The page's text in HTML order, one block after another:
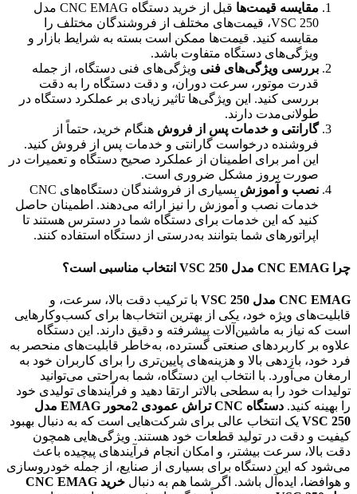
مقایسه قیمت‌ها
قبل از خرید دستگاه CNC EMAG مدل
VSC 250، قیمت‌های مختلف از فروشندگان مختلف را
مقایسه کنید. قیمت‌ها ممکن است بسته به شرایط بازار و
ویژگی‌های دستگاه متفاوت باشد.
بررسی ویژگی‌های فنی ویژگی‌های فنی دستگاه، از جمله
قدرت موتور، سرعت دوران، و دقت دستگاه را به دقت
بررسی کنید. این ویژگی‌ها تاثیر زیادی بر عملکرد دستگاه در
طولانی‌مدت دارند.
گارانتی و خدمات پس از فروش هنگام خرید، حتماً از
فروشنده درخواست گارانتی و خدمات پس از فروش کنید.
این امر برای اطمینان از عملکرد صحیح دستگاه و تعمیرات در
صورت بروز مشکل ضروری است.
نصب و آموزش
بسیاری از فروشندگان دستگاه‌های CNC
خدمات نصب و آموزش را نیز ارائه می‌دهند. اطمینان حاصل
کنید که این خدمات برای دستگاه شما در دسترس هستند تا
اپراتورهای شما بتوانند به‌درستی از دستگاه استفاده کنند.
چرا CNC EMAG مدل VSC 250 انتخاب مناسبی است؟
CNC EMAG مدل VSC 250
با ترکیب دقت بالا، سرعت، و
قابلیت‌های ویژه خود، یکی از بهترین انتخاب‌ها برای کسب‌وکارهایی
است که نیاز به ماشین‌آلات پیشرفته و دقیق دارند. این دستگاه
علاوه بر کاربردهای صنعتی گسترده، به‌خاطر قابلیت‌های منحصر به
فرد خود، بازدهی بالا و هزینه‌های پایین‌تری را برای کاربران خود به
ارمغان می‌آورد. با انتخاب این دستگاه، شما به‌راحتی می‌توانید
تولیدات خود را به سطحی بالاتر ارتقا دهید و فرآیندهای تولیدی خود
را بهینه کنید.
دستگاه CNC تراش عمودی 2محور EMAG مدل
VSC 250 یک انتخاب عالی برای شرکت‌هایی است که به دنبال بهبود
کیفیت و دقت در تولید قطعات خود هستند. ویژگی‌هایی همچون
دقت بالا، سرعت بیشتر، و امکان انجام فرآیندهای پیچیده باعث
می‌شود که این دستگاه برای بسیاری از صنایع، از جمله خودروسازی
و هوافضا، ایده‌آل باشد. اگر شما هم به دنبال
خرید CNC EMAG